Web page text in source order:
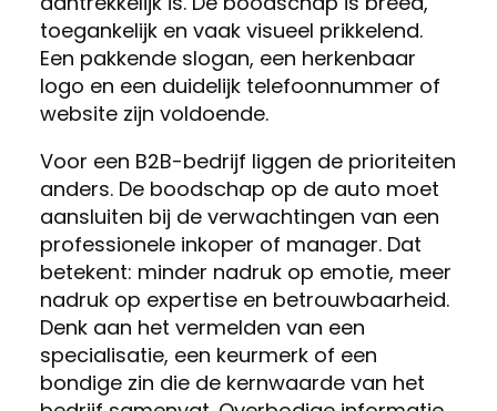
toegankelijk en vaak visueel prikkelend.
Een pakkende slogan, een herkenbaar
logo en een duidelijk telefoonnummer of
website zijn voldoende.
Voor een B2B-bedrijf liggen de prioriteiten
anders. De boodschap op de auto moet
aansluiten bij de verwachtingen van een
professionele inkoper of manager. Dat
betekent: minder nadruk op emotie, meer
nadruk op expertise en betrouwbaarheid.
Denk aan het vermelden van een
specialisatie, een keurmerk of een
bondige zin die de kernwaarde van het